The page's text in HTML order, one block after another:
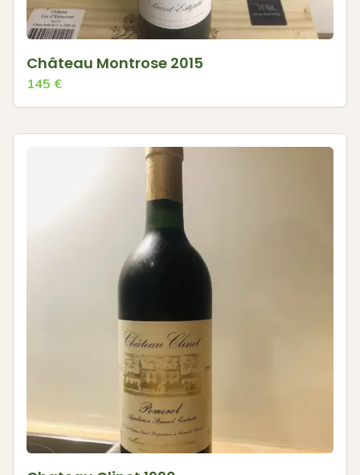
Château Montrose 2015
145 €